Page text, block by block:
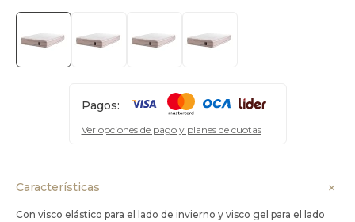
Pagos:
Ver opciones de pago y planes de cuotas
Características
Con visco elástico para el lado de invierno y visco gel para el lado